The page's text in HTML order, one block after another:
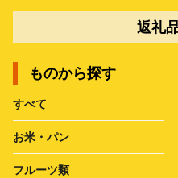
返礼
ものから探す
すべて
お米・パン
フルーツ類